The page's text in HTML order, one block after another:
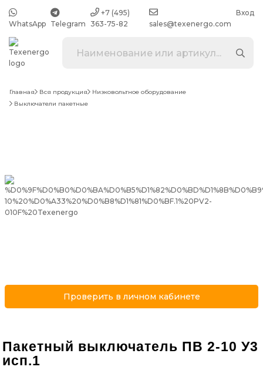
WhatsApp Telegram
+7 (495)
363-75-82
sales@texenergo.com
Вход
Главная Вся продукция
Низковольтное оборудование
Выключатели пакетные
Проверить в личном кабинете
Пакетный выключатель ПВ 2-10 У3
исп.1